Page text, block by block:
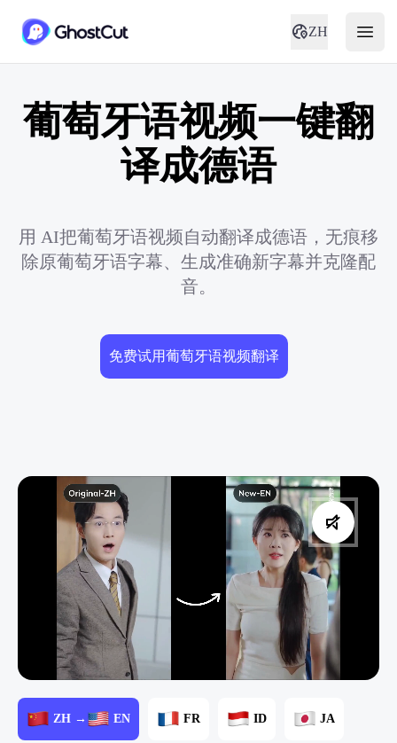
ZH
葡萄牙语视频一键翻
译成德语
用 AI把葡萄牙语视频自动翻译成德语，无痕移
除原葡萄牙语字幕、生成准确新字幕并克隆配
音。
免费试用葡萄牙语视频翻译
ZH → EN FR ID JA